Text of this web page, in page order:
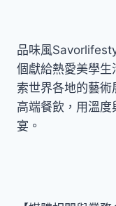
品味風
個獻給熱愛美學
索世界各地的藝
高端餐飲，用溫
宴。